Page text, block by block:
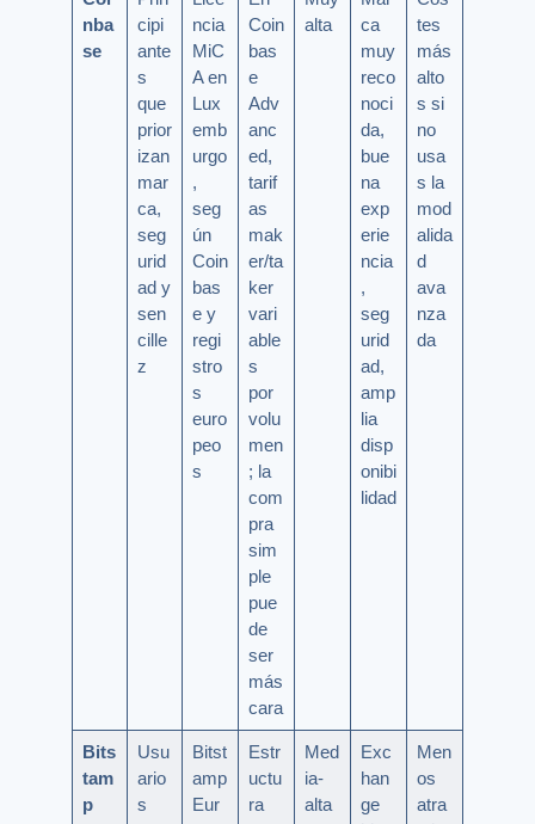
nba
se
cipi
ante
s
que
prior
izan
mar
ca,
seg
urid
ad y
sen
cille
z
ncia
MiC
A en
Lux
emb
urgo
,
seg
ún
Coin
bas
e y
regi
stro
s
euro
peo
s
Coin
bas
e
Adv
anc
ed,
tarif
as
mak
er/ta
ker
vari
able
s
por
volu
men
; la
com
pra
sim
ple
pue
de
ser
más
cara
alta
ca
muy
reco
noci
da,
bue
na
exp
erie
ncia
,
seg
urid
ad,
amp
lia
disp
onibi
lidad
tes
más
alto
s si
no
usa
s la
mod
alida
d
ava
nza
da
Bits
tam
p
Usu
ario
s
Bitst
amp
Eur
Estr
uctu
ra
Med
ia-
alta
Exc
han
ge
Men
os
atra